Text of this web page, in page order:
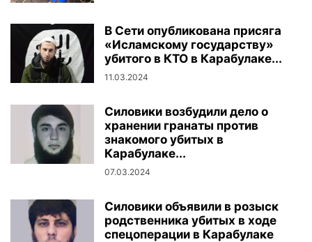
В Сети опубликована присяга
«Исламскому государству»
убитого в КТО в Карабулаке...
11.03.2024
Силовики возбудили дело о
хранении гранаты против
знакомого убитых в
Карабулаке...
07.03.2024
Силовики объявили в розыск
родственника убитых в ходе
спецоперации в Карабулаке